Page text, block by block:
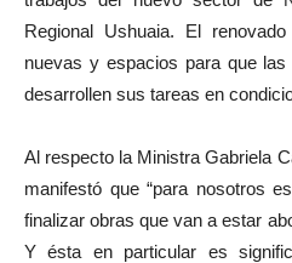
Regional Ushuaia. El
nuevas y espacios para que
desarrollen sus tareas en
Al respecto la Ministra Gabriela
manifestó que “para nosotros
finalizar obras que van a estar
Y ésta en particular es